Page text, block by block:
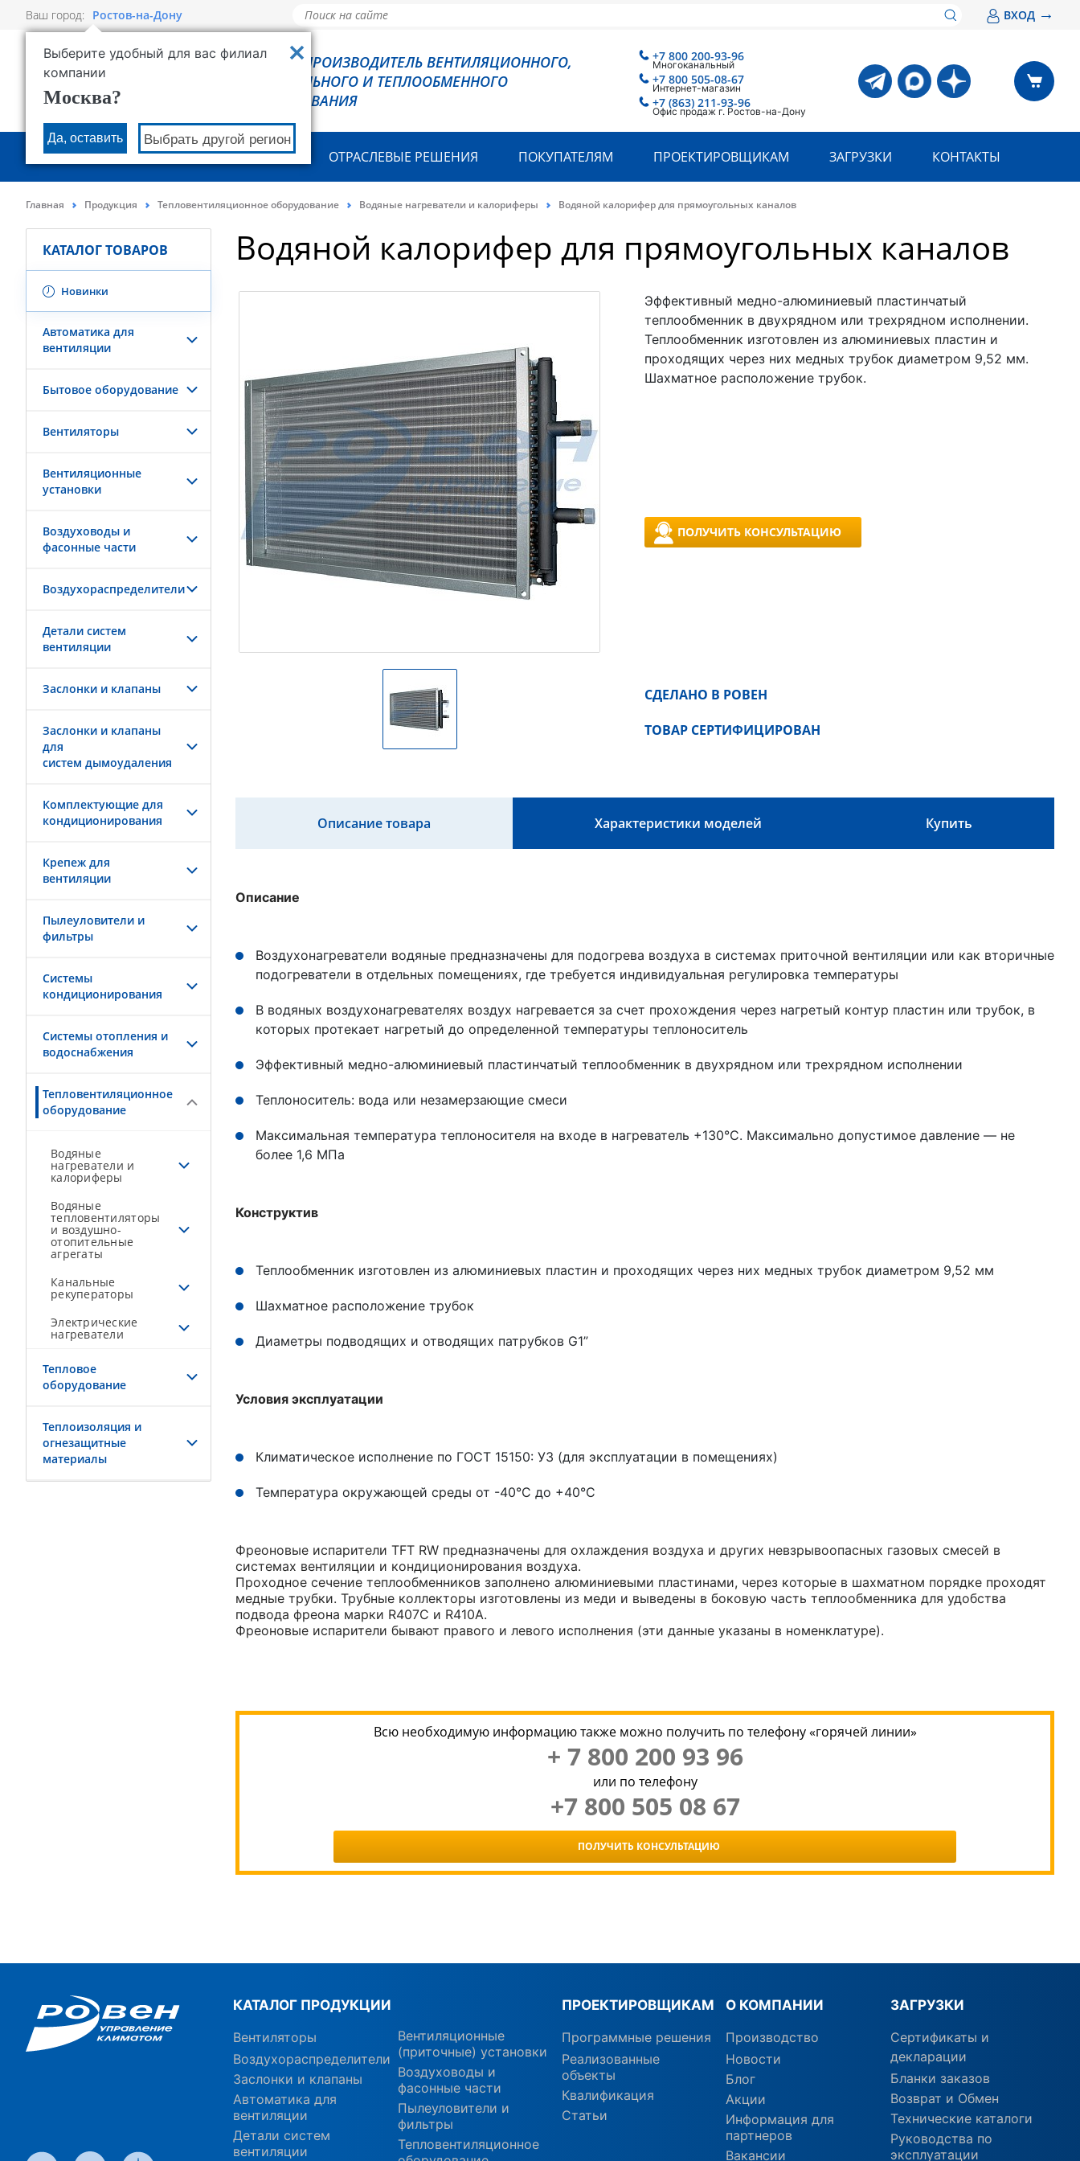
Ваш город: Ростов-на-Дону
Выберите удобный для вас филиал
компании
Москва?
Да, оставить Выбрать другой регион
ВХОД →
РОВЕН - ПРОИЗВОДИТЕЛЬ ВЕНТИЛЯЦИОННОГО,
ХОЛОДИЛЬНОГО И ТЕПЛООБМЕННОГО
ОБОРУДОВАНИЯ
+7 800 200-93-96
Многоканальный
+7 800 505-08-67
Интернет-магазин
+7 (863) 211-93-96
Офис продаж г. Ростов-на-Дону
О КОМПАНИИ ПРОДУКЦИЯ ОТРАСЛЕВЫЕ РЕШЕНИЯ ПОКУПАТЕЛЯМ ПРОЕКТИРОВЩИКАМ ЗАГРУЗКИ КОНТАКТЫ
Главная Продукция Тепловентиляционное оборудование Водяные нагреватели и калориферы Водяной калорифер для прямоугольных каналов
КАТАЛОГ ТОВАРОВ
Новинки
Автоматика для
вентиляции
Бытовое оборудование
Вентиляторы
Вентиляционные
установки
Воздуховоды и
фасонные части
Воздухораспределители
Детали систем
вентиляции
Заслонки и клапаны
Заслонки и клапаны
для
систем дымоудаления
Комплектующие для
кондиционирования
Крепеж для
вентиляции
Пылеуловители и
фильтры
Системы
кондиционирования
Системы отопления и
водоснабжения
Тепловентиляционное
оборудование
Водяные
нагреватели и
калориферы
Водяные
тепловентиляторы
и воздушно-
отопительные
агрегаты
Канальные
рекуператоры
Электрические
нагреватели
Тепловое
оборудование
Теплоизоляция и
огнезащитные
материалы
Водяной калорифер для прямоугольных каналов
Эффективный медно-алюминиевый пластинчатый
теплообменник в двухрядном или трехрядном исполнении.
Теплообменник изготовлен из алюминиевых пластин и
проходящих через них медных трубок диаметром 9,52 мм.
Шахматное расположение трубок.
ПОЛУЧИТЬ КОНСУЛЬТАЦИЮ
СДЕЛАНО В РОВЕН
ТОВАР СЕРТИФИЦИРОВАН
Описание товара Характеристики моделей Купить
Описание
Воздухонагреватели водяные предназначены для подогрева воздуха в системах приточной вентиляции или как вторичные
подогреватели в отдельных помещениях, где требуется индивидуальная регулировка температуры
В водяных воздухонагревателях воздух нагревается за счет прохождения через нагретый контур пластин или трубок, в
которых протекает нагретый до определенной температуры теплоноситель
Эффективный медно-алюминиевый пластинчатый теплообменник в двухрядном или трехрядном исполнении
Теплоноситель: вода или незамерзающие смеси
Максимальная температура теплоносителя на входе в нагреватель +130°С. Максимально допустимое давление — не
более 1,6 МПа
Конструктив
Теплообменник изготовлен из алюминиевых пластин и проходящих через них медных трубок диаметром 9,52 мм
Шахматное расположение трубок
Диаметры подводящих и отводящих патрубков G1”
Условия эксплуатации
Климатическое исполнение по ГОСТ 15150: У3 (для эксплуатации в помещениях)
Температура окружающей среды от -40°С до +40°С
Фреоновые испарители TFT RW предназначены для охлаждения воздуха и других невзрывоопасных газовых смесей в
системах вентиляции и кондиционирования воздуха.
Проходное сечение теплообменников заполнено алюминиевыми пластинами, через которые в шахматном порядке проходят
медные трубки. Трубные коллекторы изготовлены из меди и выведены в боковую часть теплообменника для удобства
подвода фреона марки R407C и R410A.
Фреоновые испарители бывают правого и левого исполнения (эти данные указаны в номенклатуре).
Всю необходимую информацию также можно получить по телефону «горячей линии»
+ 7 800 200 93 96
или по телефону
+7 800 505 08 67
ПОЛУЧИТЬ КОНСУЛЬТАЦИЮ
КАТАЛОГ ПРОДУКЦИИ
Вентиляторы
Воздухораспределители
Заслонки и клапаны
Автоматика для
вентиляции
Детали систем
вентиляции
Вентиляционные
(приточные) установки
Воздуховоды и
фасонные части
Пылеуловители и
фильтры
Тепловентиляционное
ПРОЕКТИРОВЩИКАМ
Программные решения
Реализованные
объекты
Квалификация
Статьи
О КОМПАНИИ
Производство
Новости
Блог
Акции
Информация для
партнеров
Вакансии
ЗАГРУЗКИ
Сертификаты и
декларации
Бланки заказов
Возврат и Обмен
Технические каталоги
Руководства по
эксплуатации